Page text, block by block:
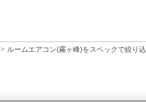
ルームエアコン(霧ヶ峰)をスペックで絞り